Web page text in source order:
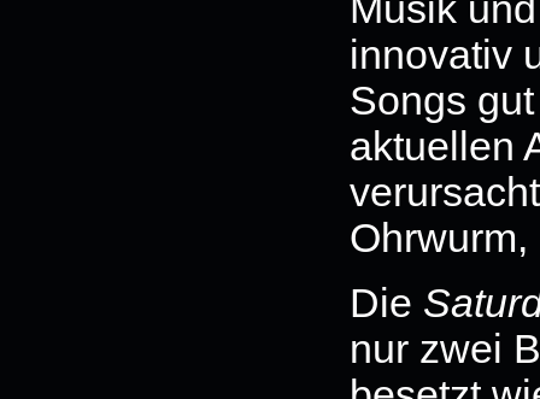
Musik
innovativ
Songs
aktuellen
Die
nur zwei